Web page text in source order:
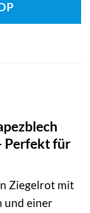
Perfekt für
Ziegelrot mit
und einer